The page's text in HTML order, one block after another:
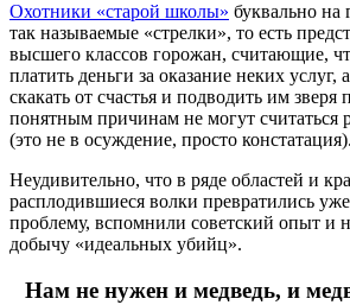
Охотники «старой школы» буквально на
так называемые «стрелки», то есть
высшего классов горожан, считающие,
платить деньги за оказание неких услуг,
скакать от счастья и подводить им
понятным причинам не могут считаться
(это не в осуждение, просто констатация).
Неудивительно, что в ряде областей и
расплодившиеся волки превратились
проблему, вспомнили советский опыт и
добычу «идеальных убийц».
Нам не нужен и медведь, и